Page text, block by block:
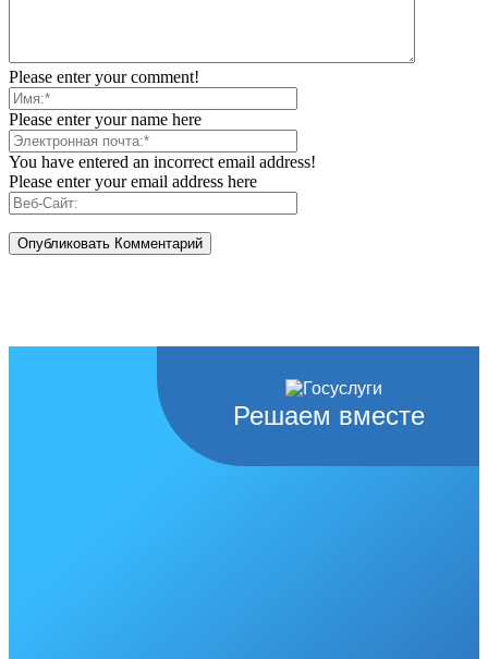
Please enter your comment!
Please enter your name here
You have entered an incorrect email address!
Please enter your email address here
Решаем вместе